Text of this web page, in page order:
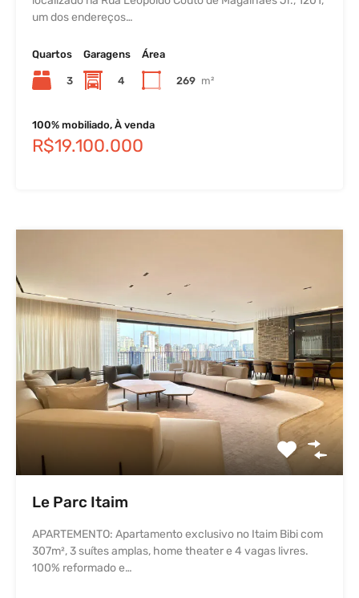
um dos endereços…
Quartos
3
Garagens
4
Área
269 m²
100% mobiliado, À venda
R$19.100.000
Le Parc Itaim
APARTEMENTO: Apartamento exclusivo no Itaim Bibi com
307m², 3 suítes amplas, home theater e 4 vagas livres.
100% reformado e…